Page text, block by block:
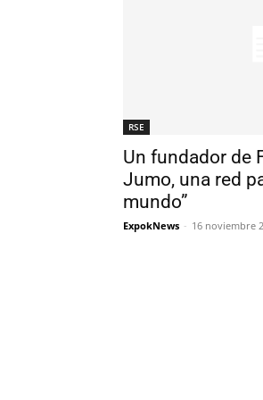
RSE
Un fundador de
Jumo, una red
mundo”
ExpokNews - 16 noviembre